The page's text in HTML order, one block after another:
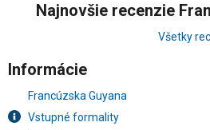
Najnovšie recenzie
Všetky
Informácie
Francúzska Guyana
Vstupné formality